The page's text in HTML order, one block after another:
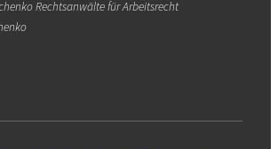
Rechtsanwälte für Arbeitsrecht